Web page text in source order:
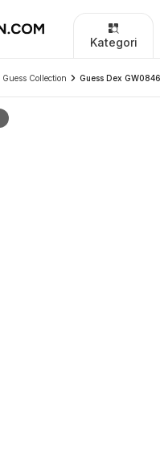
Kategori
Guess Collection Guess Dex